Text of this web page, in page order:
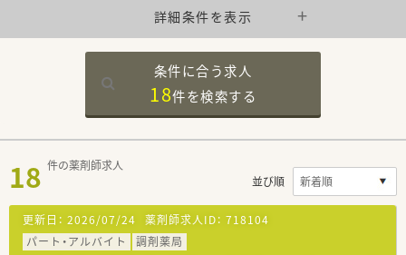
詳細条件を表示
条件に合う求人
18件を検索する
18 件の薬剤師求人
並び順
更新日： 2026/07/24 薬剤師求人ID： 718104
パート・アルバイト
調剤薬局